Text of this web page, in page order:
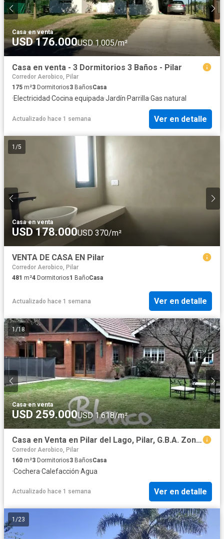
Casa·en venta
USD 176.000USD 1.005/m²
Casa en venta - 3 Dormitorios 3 Baños - Pilar
Corredor Aerobico, Pilar
175 m²3 Dormitorios3 BañosCasa
·Electricidad·Cocina equipada·Jardín·Parrilla·Gas natural
Actualizado hace 1 semana Ver en detalle
1 /5
Casa·en venta
USD 178.000USD 370/m²
VENTA DE CASA EN Pilar
Corredor Aerobico, Pilar
481 m²4 Dormitorios1 BañoCasa
Actualizado hace 1 semana Ver en detalle
1 /18
Casa·en venta
USD 259.000USD 1.618/m²
Casa en Venta en Pilar del Lago, Pilar, G.B.A. Zona Norte, Argentina
Corredor Aerobico, Pilar
160 m²3 Dormitorios3 BañosCasa
·Cochera·Calefacción·Agua
Actualizado hace 1 semana Ver en detalle
1 /23